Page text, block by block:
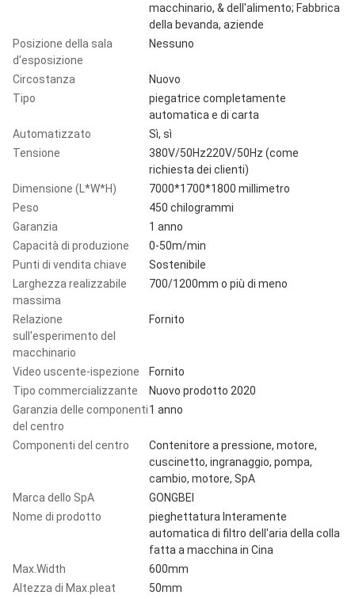
macchinario, & dell'alimento; Fabbrica
della bevanda, aziende
Posizione della sala
d'esposizione
Nessuno
Circostanza
Nuovo
Tipo
piegatrice completamente
automatica e di carta
Automatizzato
Sì, sì
Tensione
380V/50Hz220V/50Hz (come
richiesta dei clienti)
Dimensione (L*W*H)
7000*1700*1800 millimetro
Peso
450 chilogrammi
Garanzia
1 anno
Capacità di produzione
0-50m/min
Punti di vendita chiave
Sostenibile
Larghezza realizzabile
massima
700/1200mm o più di meno
Relazione
sull'esperimento del
macchinario
Fornito
Video uscente-ispezione
Fornito
Tipo commercializzante
Nuovo prodotto 2020
Garanzia delle componenti
del centro
1 anno
Componenti del centro
Contenitore a pressione, motore,
cuscinetto, ingranaggio, pompa,
cambio, motore, SpA
Marca dello SpA
GONGBEI
Nome di prodotto
pieghettatura Interamente
automatica di filtro dell'aria della colla
fatta a macchina in Cina
Max.Width
600mm
Altezza di Max.pleat
50mm